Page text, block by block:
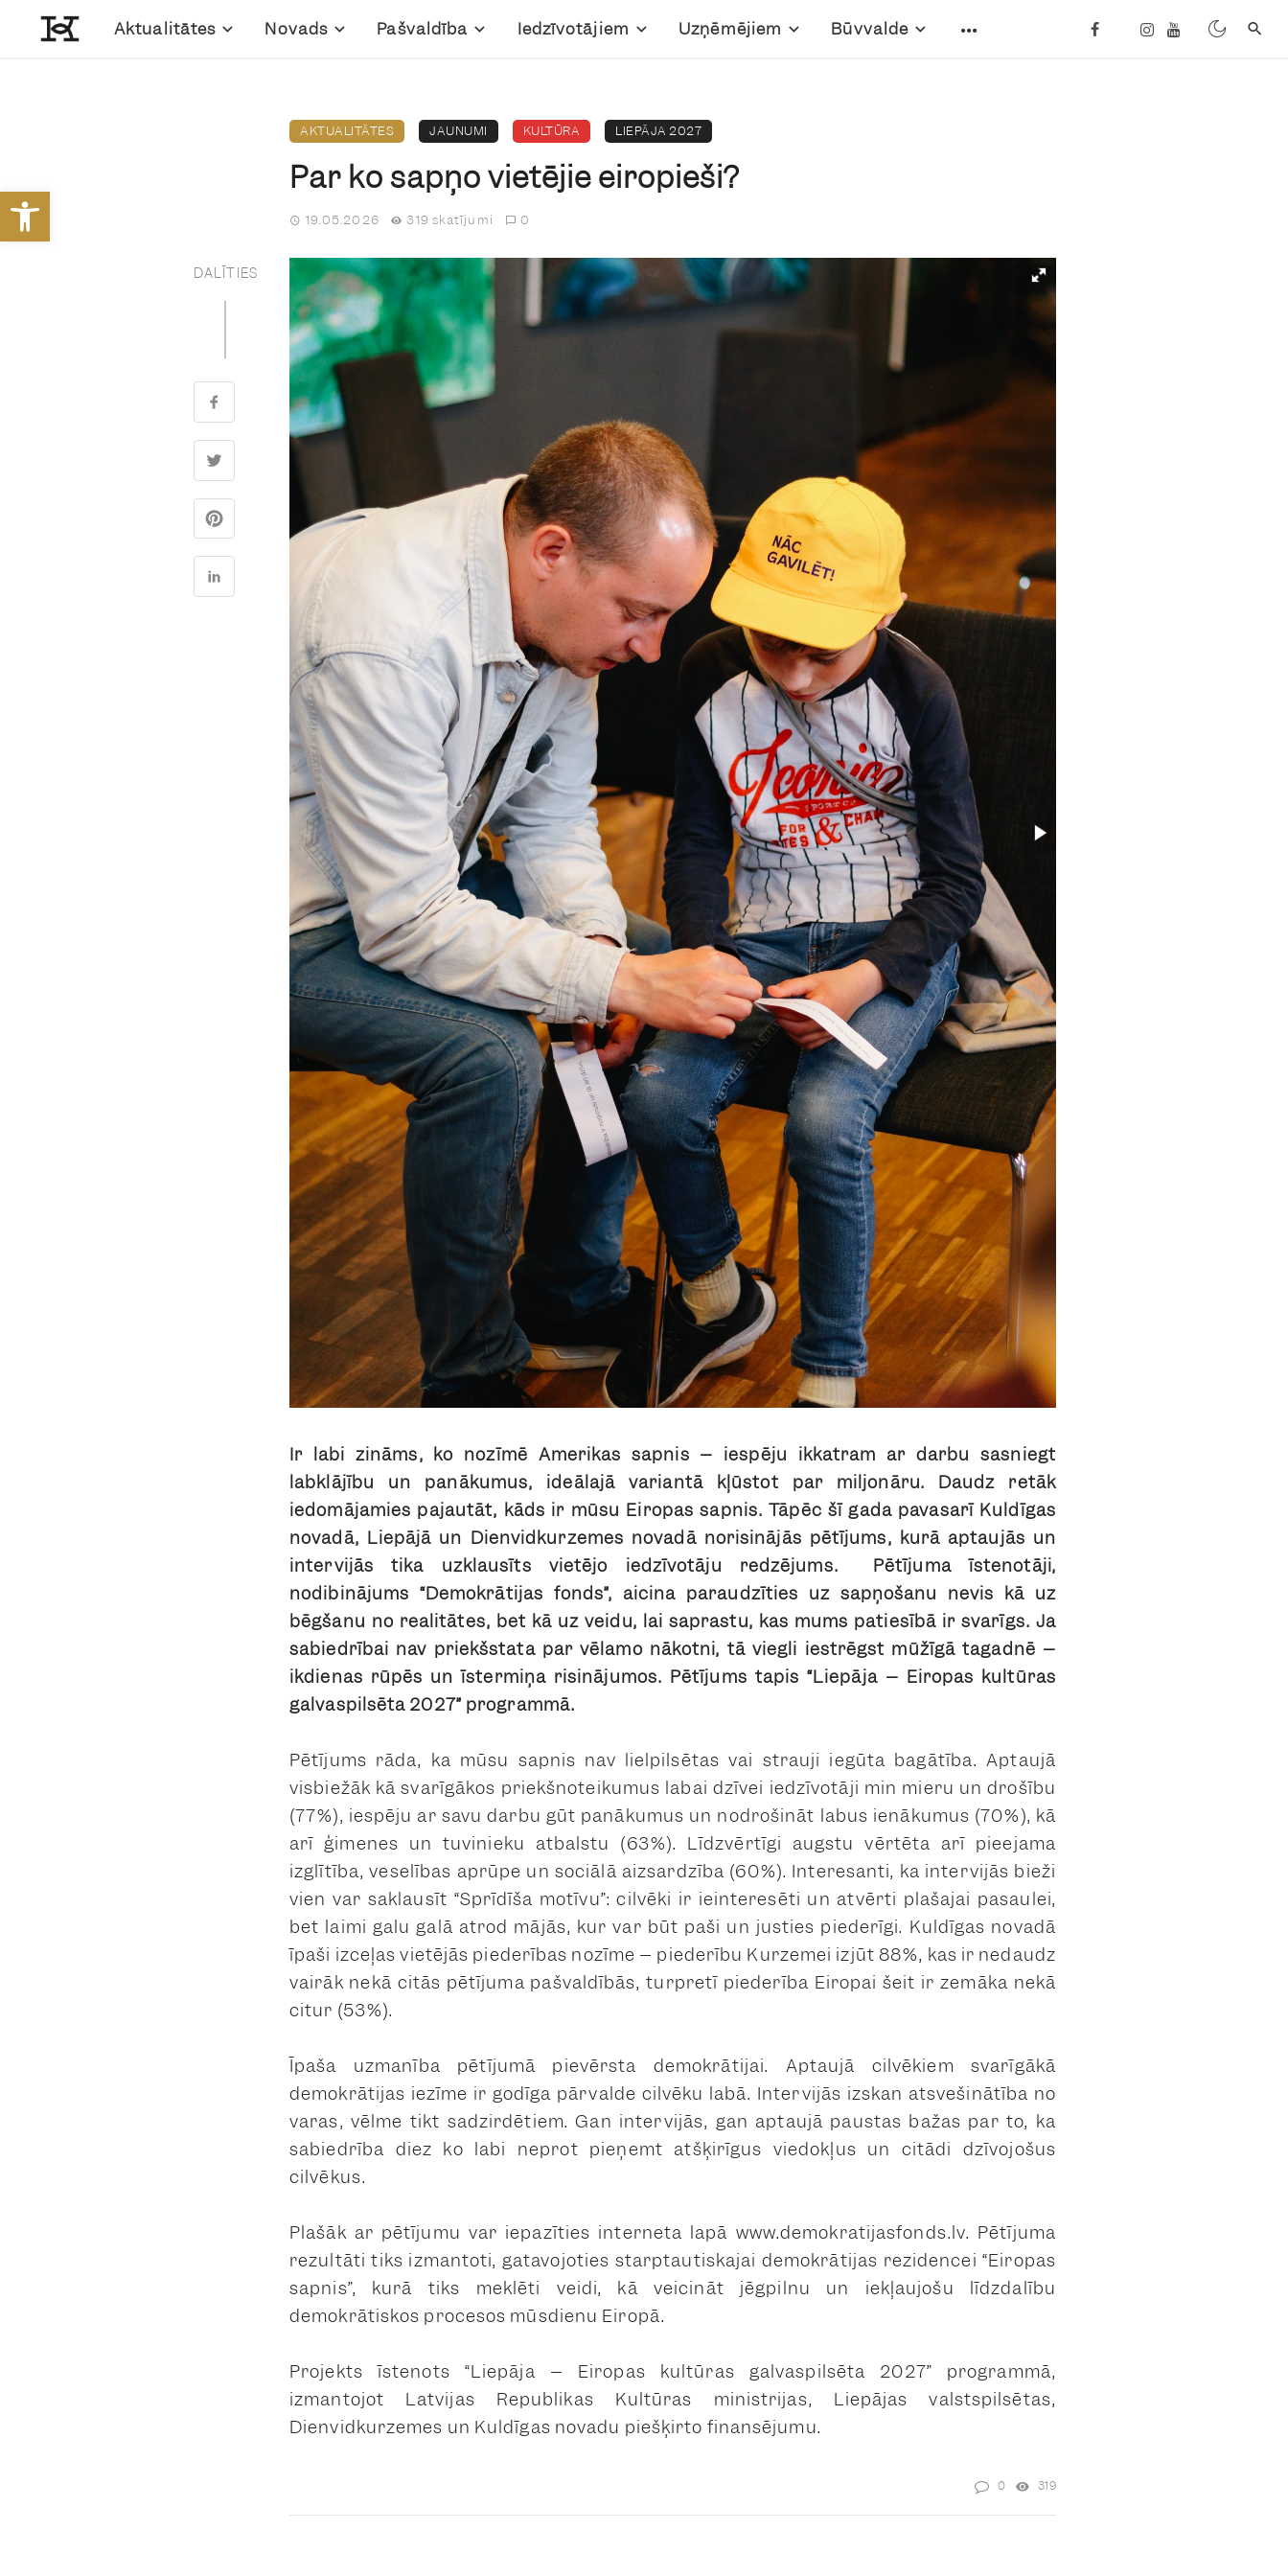
Open toolbar
Aktualitātes Novads Pašvaldība Iedzīvotājiem Uzņēmējiem Būvvalde
AKTUALITĀTES JAUNUMI KULTŪRA LIEPĀJA 2027
Par ko sapņo vietējie eiropieši?
19.05.2026 319 skatījumi 0
DALĪTIES
Ir labi zināms, ko nozīmē Amerikas sapnis – iespēju ikkatram ar darbu sasniegt
labklājību un panākumus, ideālajā variantā kļūstot par miljonāru. Daudz retāk
iedomājamies pajautāt, kāds ir mūsu Eiropas sapnis. Tāpēc šī gada pavasarī Kuldīgas
novadā, Liepājā un Dienvidkurzemes novadā norisinājās pētījums, kurā aptaujās un
intervijās tika uzklausīts vietējo iedzīvotāju redzējums. Pētījuma īstenotāji,
nodibinājums “Demokrātijas fonds”, aicina paraudzīties uz sapņošanu nevis kā uz
bēgšanu no realitātes, bet kā uz veidu, lai saprastu, kas mums patiesībā ir svarīgs. Ja
sabiedrībai nav priekšstata par vēlamo nākotni, tā viegli iestrēgst mūžīgā tagadnē –
ikdienas rūpēs un īstermiņa risinājumos. Pētījums tapis “Liepāja – Eiropas kultūras
galvaspilsēta 2027” programmā.
Pētījums rāda, ka mūsu sapnis nav lielpilsētas vai strauji iegūta bagātība. Aptaujā
visbiežāk kā svarīgākos priekšnoteikumus labai dzīvei iedzīvotāji min mieru un drošību
(77%), iespēju ar savu darbu gūt panākumus un nodrošināt labus ienākumus (70%), kā
arī ģimenes un tuvinieku atbalstu (63%). Līdzvērtīgi augstu vērtēta arī pieejama
izglītība, veselības aprūpe un sociālā aizsardzība (60%). Interesanti, ka intervijās bieži
vien var saklausīt “Sprīdīša motīvu”: cilvēki ir ieinteresēti un atvērti plašajai pasaulei,
bet laimi galu galā atrod mājās, kur var būt paši un justies piederīgi. Kuldīgas novadā
īpaši izceļas vietējās piederības nozīme – piederību Kurzemei izjūt 88%, kas ir nedaudz
vairāk nekā citās pētījuma pašvaldībās, turpretī piederība Eiropai šeit ir zemāka nekā
citur (53%).
Īpaša uzmanība pētījumā pievērsta demokrātijai. Aptaujā cilvēkiem svarīgākā
demokrātijas iezīme ir godīga pārvalde cilvēku labā. Intervijās izskan atsvešinātība no
varas, vēlme tikt sadzirdētiem. Gan intervijās, gan aptaujā paustas bažas par to, ka
sabiedrība diez ko labi neprot pieņemt atšķirīgus viedokļus un citādi dzīvojošus
cilvēkus.
Plašāk ar pētījumu var iepazīties interneta lapā www.demokratijasfonds.lv. Pētījuma
rezultāti tiks izmantoti, gatavojoties starptautiskajai demokrātijas rezidencei “Eiropas
sapnis”, kurā tiks meklēti veidi, kā veicināt jēgpilnu un iekļaujošu līdzdalību
demokrātiskos procesos mūsdienu Eiropā.
Projekts īstenots “Liepāja – Eiropas kultūras galvaspilsēta 2027” programmā,
izmantojot Latvijas Republikas Kultūras ministrijas, Liepājas valstspilsētas,
Dienvidkurzemes un Kuldīgas novadu piešķirto finansējumu.
0 319